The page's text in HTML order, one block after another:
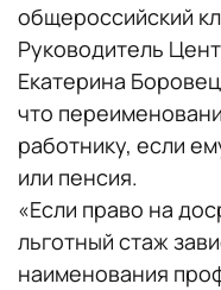
общероссийский
Руководитель
Екатерина
что
работнику, если
или пенсия.
«Если право на
льготный стаж
наименования